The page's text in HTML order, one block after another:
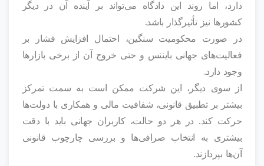
دارد، اما روند این دادگاه می‌تواند بر آینده آن در دیگر
کشورها نیز تأثیرگذار باشد.
در صورت محکومیت سنگین، احتمال افزایش فشار بر
فعالیت‌های جهانی بایننس و حتی خروج آن از برخی بازارها
وجود دارد.
از سوی دیگر، این شرکت ممکن است به سمت تمرکز
بیشتر بر تطبیق قانونی، شفافیت مالی و همکاری با دولت‌ها
حرکت کند. در هر دو حالت، کاربران جهانی باید با دقت
بیشتری به انتخاب صرافی‌ها و بررسی چارچوب قانونی
آن‌ها بپردازند.